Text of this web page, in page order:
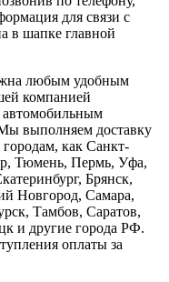
для связи с
в шапке главной
любым удобным
компанией
автомобильным
выполняем доставку
как Санкт-
Тюмень, Пермь, Уфа,
Брянск,
Новгород, Самара,
Тамбов, Саратов,
и другие города РФ.
оплаты за